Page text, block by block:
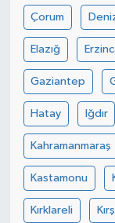
Çorum
Elazığ
Gaziantep
Hatay Iğdır
Kahramanmaraş
Kastamonu
Kırklareli